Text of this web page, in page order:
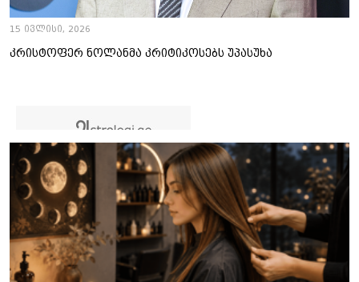
15 ივლისი, 2026
კრისტოფერ ნოლანმა კრიტიკოსებს უპასუხა